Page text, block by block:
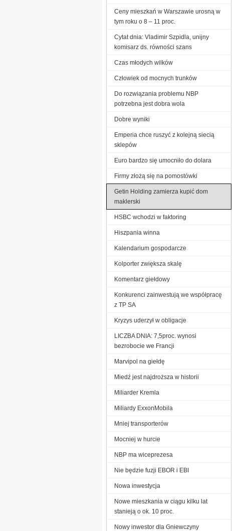
Ceny mieszkań w Warszawie urosną w
tym roku o 8 – 11 proc.
Cytat dnia: Vladimir Szpidla, unijny
komisarz ds. równości szans
Czas młodych wilków
Człowiek od mocnych trunków
Do rozwiązania problemu NBP
potrzebna jest dobra wola
Dobre wyniki
Emperia chce ruszyć z kolejną siecią
sklepów
Euro bardzo się umocniło do dolara
Firmy złożą się na pomostówki
Getin Holding zamierza kupić dom
maklerski
HSBC wchodzi w faktoring
Hiszpania winna
Kalendarium gospodarcze
Kolporter zwiększa skalę
Komentarz giełdowy
Konkurenci zainwestują we współpracę
z TP SA
Kryzys uderzył w obligacje
LICZBA DNIA: 7,5proc. wynosi
bezrobocie we Francji
Marvipol na giełdę
Miedź jest najdroższa w historii
Miliarder Kremla
Miliardy ExxonMobila
Mniej transporterów
Mocniej w hurcie
NBP ma wiceprezesa
Nie będzie fuzji EBOR i EBI
Nowa inwestycja
Nowe mieszkania w ciągu kilku lat
stanieją o ok. 10 proc.
Nowy inwestor dla Gniewczyny